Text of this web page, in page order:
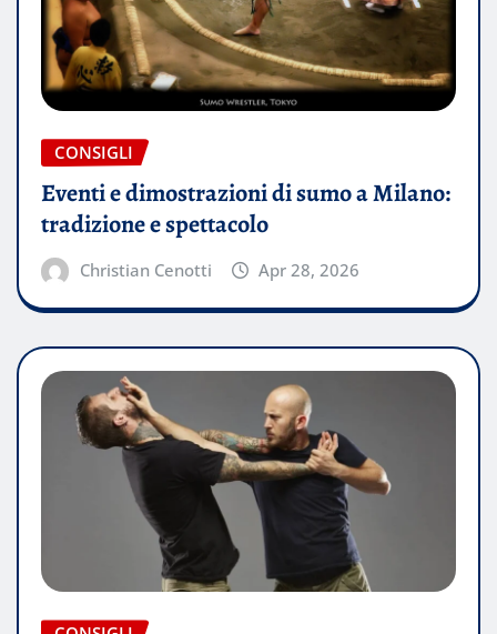
CONSIGLI
Eventi e dimostrazioni di sumo a Milano:
tradizione e spettacolo
Christian Cenotti Apr 28, 2026